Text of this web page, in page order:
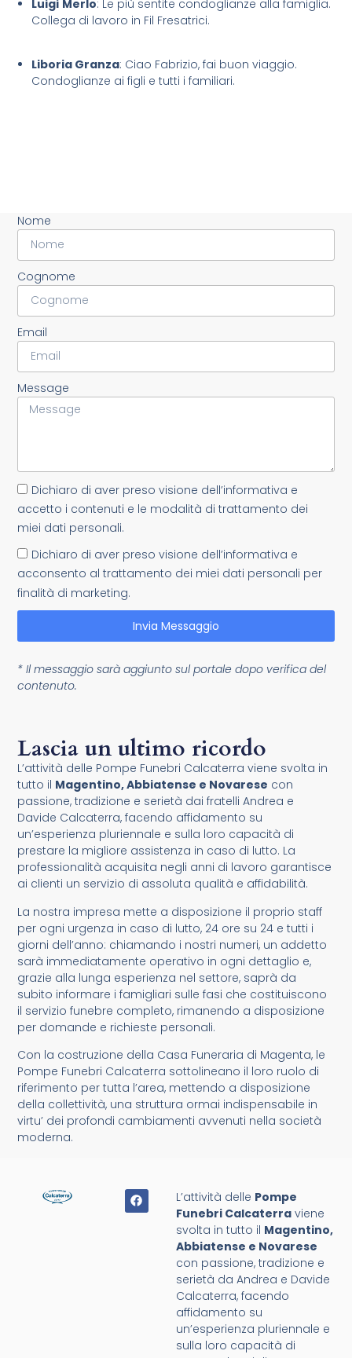
Luigi Merlo: Le più sentite condoglianze alla famiglia.
Collega di lavoro in Fil Fresatrici.
Liboria Granza: Ciao Fabrizio, fai buon viaggio.
Condoglianze ai figli e tutti i familiari.
Lascia un ultimo ricordo
L’attività delle Pompe Funebri Calcaterra viene svolta in
tutto il Magentino, Abbiatense e Novarese con
passione, tradizione e serietà dai fratelli Andrea e
Davide Calcaterra, facendo affidamento su
un’esperienza pluriennale e sulla loro capacità di
prestare la migliore assistenza in caso di lutto. La
professionalità acquisita negli anni di lavoro garantisce
ai clienti un servizio di assoluta qualità e affidabilità.
La nostra impresa mette a disposizione il proprio staff
per ogni urgenza in caso di lutto, 24 ore su 24 e tutti i
giorni dell’anno: chiamando i nostri numeri, un addetto
sarà immediatamente operativo in ogni dettaglio e,
grazie alla lunga esperienza nel settore, saprà da
subito informare i famigliari sulle fasi che costituiscono
il servizio funebre completo, rimanendo a disposizione
per domande e richieste personali.
Con la costruzione della Casa Funeraria di Magenta, le
Pompe Funebri Calcaterra sottolineano il loro ruolo di
riferimento per tutta l’area, mettendo a disposizione
della collettività, una struttura ormai indispensabile in
virtu’ dei profondi cambiamenti avvenuti nella società
moderna.
Nome
Cognome
Email
Message
Dichiaro di aver preso visione dell’informativa e
accetto i contenuti e le modalità di trattamento dei
miei dati personali.
Dichiaro di aver preso visione dell’informativa e
acconsento al trattamento dei miei dati personali per
finalità di marketing.
Invia Messaggio
* Il messaggio sarà aggiunto sul portale dopo verifica del
contenuto.
L’attività delle Pompe
Funebri Calcaterra viene
svolta in tutto il Magentino,
Abbiatense e Novarese
con passione, tradizione e
serietà da Andrea e Davide
Calcaterra, facendo
affidamento su
un’esperienza pluriennale e
sulla loro capacità di